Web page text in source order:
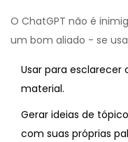
O ChatGPT não é
um bom aliado - se
Usar para esclarecer
material.
Gerar ideias de
com suas próprias